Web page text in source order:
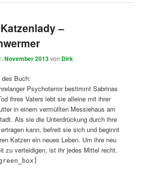
–
November 2013von Dirk
des Buch:
Psychoterror bestimmt Sabrinas
ihres Vaters lebt sie alleine mit ihrer
in einem vermüllten Messiehaus am
Als sie die Unterdrückung durch ihre
kann, befreit sie sich und beginnt
Katzen ein neues Leben. Um ihre neu
zu verteidigen, ist ihr jedes Mittel recht.